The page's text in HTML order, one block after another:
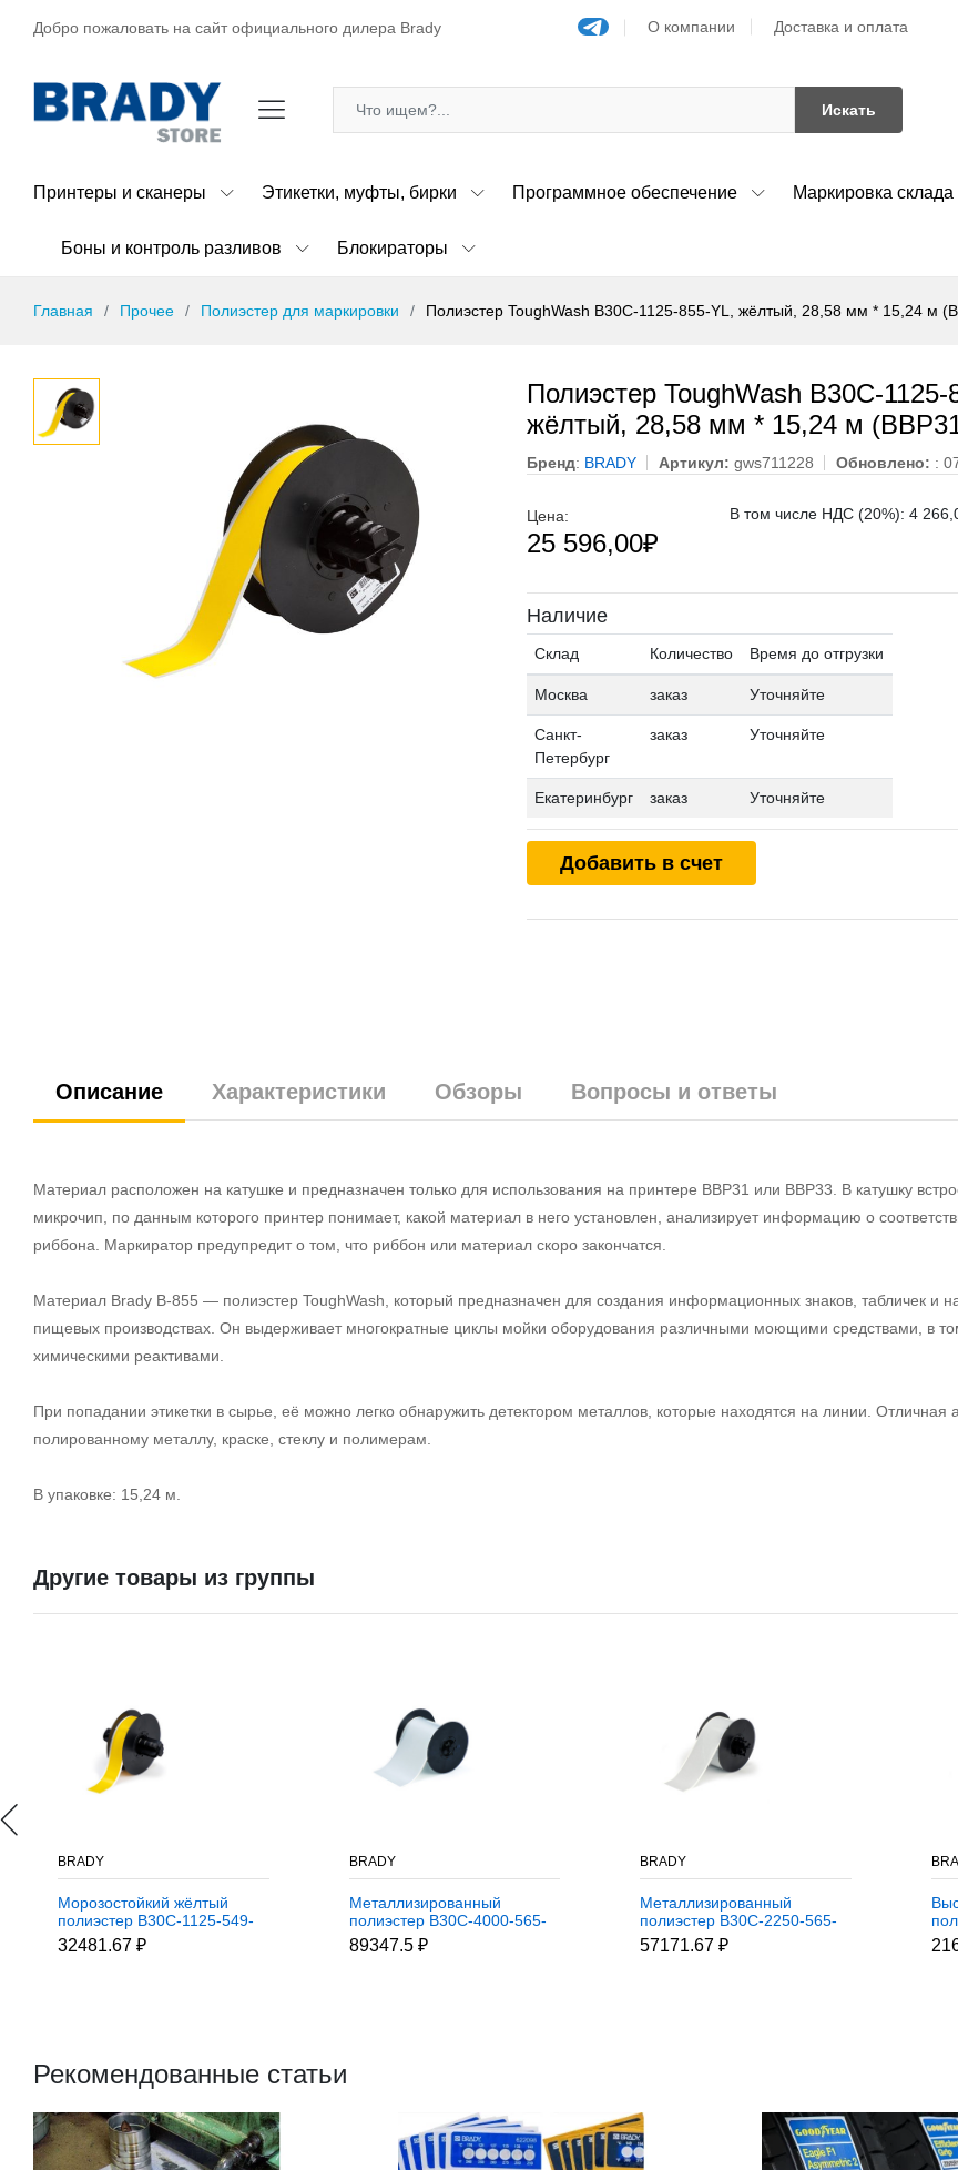
Добро пожаловать на сайт официального дилера Brady О компании Доставка и оплата
Искать
Принтеры и сканеры Этикетки, муфты, бирки Программное обеспечение Маркировка склада
Боны и контроль разливов Блокираторы
Главная Прочее Полиэстер для маркировки Полиэстер ToughWash B30C-1125-855-YL, жёлтый, 28,58 мм * 15,24 м
Полиэстер ToughWash B30C-1125-
жёлтый, 28,58 мм * 15,24 м
Бренд: BRADY Артикул: gws711228 Обновлено: :
Цена:
25 596,00₽
В том числе НДС (20%): 4
Наличие
Склад Количество Время до отгрузки
Москва заказ Уточняйте
Санкт-
Петербург
заказ Уточняйте
Екатеринбург заказ Уточняйте
Добавить в счет
Описание Характеристики Обзоры Вопросы и ответы
Материал расположен на катушке и предназначен только для использования на принтере BBP31 или BBP33. В катушку
микрочип, по данным которого принтер понимает, какой материал в него установлен, анализирует информацию о
риббона. Маркиратор предупредит о том, что риббон или материал скоро закончатся.
Материал Brady B-855 — полиэстер ToughWash, который предназначен для создания информационных знаков, табличек и
пищевых производствах. Он выдерживает многократные циклы мойки оборудования различными моющими средствами, в
химическими реактивами.
При попадании этикетки в сырье, её можно легко обнаружить детектором металлов, которые находятся на линии. Отличная
полированному металлу, краске, стеклу и полимерам.
В упаковке: 15,24 м.
Другие товары из группы
BRADY
Морозостойкий жёлтый
полиэстер B30C-1125-549-
YL, 28,58 мм * 30,48 м
(BBP31/33/35/37)
32481.67 ₽
BRADY
Металлизированный
полиэстер B30C-4000-565-
SL, 101,6 мм * 30,48 м
(BBP31/33/35/37)
89347.5 ₽
BRADY
Металлизированный
полиэстер B30C-2250-565-
SL, 57,15 мм * 30,48 м
(BBP31/33/35/37)
57171.67 ₽
Рекомендованные статьи